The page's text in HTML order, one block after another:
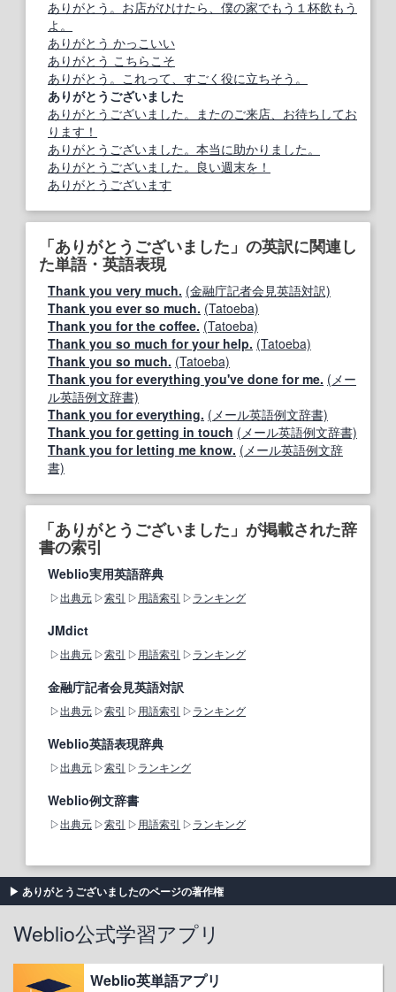
ありがとう。お店がひけたら、僕の家でもう１杯飲もう
よ。
ありがとう かっこいい
ありがとう こちらこそ
ありがとう。これって、すごく役に立ちそう。
ありがとうございました
ありがとうございました。またのご来店、お待ちしてお
ります！
ありがとうございました。本当に助かりました。
ありがとうございました。良い週末を！
ありがとうございます
「ありがとうございました」の英訳に関連し
た単語・英語表現
Thank you very much. (金融庁記者会見英語対訳)
Thank you ever so much. (Tatoeba)
Thank you for the coffee. (Tatoeba)
Thank you so much for your help. (Tatoeba)
Thank you so much. (Tatoeba)
Thank you for everything you've done for me. (メー
ル英語例文辞書)
Thank you for everything. (メール英語例文辞書)
Thank you for getting in touch (メール英語例文辞書)
Thank you for letting me know. (メール英語例文辞
書)
「ありがとうございました」が掲載された辞
書の索引
Weblio実用英語辞典
出典元 索引 用語索引 ランキング
JMdict
出典元 索引 用語索引 ランキング
金融庁記者会見英語対訳
出典元 索引 用語索引 ランキング
Weblio英語表現辞典
出典元 索引 ランキング
Weblio例文辞書
出典元 索引 用語索引 ランキング
ありがとうございましたのページの著作権
Weblio公式学習アプリ
Weblio英単語アプリ